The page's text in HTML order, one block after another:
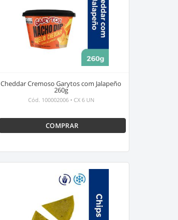
Cheddar Cremoso Garytos com Jalapeño
260g
Cód. 100002006 • CX 6 UN
COMPRAR